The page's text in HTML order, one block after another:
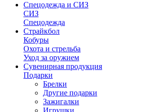
Спецодежда и СИЗ
СИЗ
Спецодежда
Страйкбол
Кобуры
Охота и стрельба
Уход за оружием
Сувенирная продукция
Подарки
Брелки
Другие подарки
Зажигалки
Игрушки